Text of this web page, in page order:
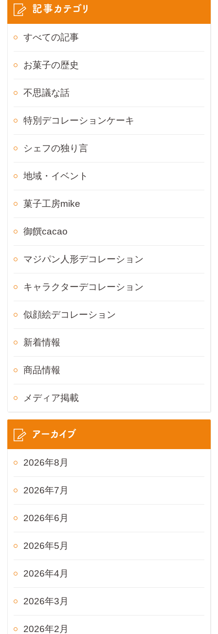
記事カテゴリ
すべての記事
お菓子の歴史
不思議な話
特別デコレーションケーキ
シェフの独り言
地域・イベント
菓子工房mike
御饌cacao
マジパン人形デコレーション
キャラクターデコレーション
似顔絵デコレーション
新着情報
商品情報
メディア掲載
アーカイブ
2026年8月
2026年7月
2026年6月
2026年5月
2026年4月
2026年3月
2026年2月